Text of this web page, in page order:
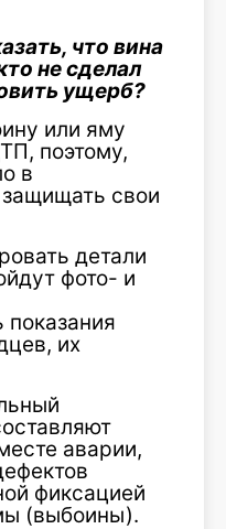
что вина
не сделал
ущерб?
или яму
поэтому,
в
свои
детали
фото- и
показания
их
аварии,
фиксацией
(выбоины).